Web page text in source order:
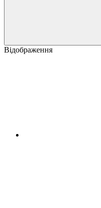
Відображення